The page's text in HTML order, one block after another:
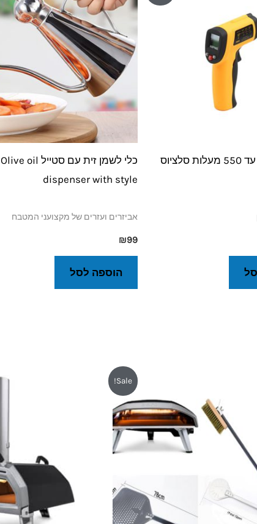
כלי לשמן זית עם סטייל Olive oil
dispenser with style
אביזרים ועזרים של מקצועני המטבח
₪99
הוספה לסל
Sale!
₪3,549.
הוא:
₪2,999.